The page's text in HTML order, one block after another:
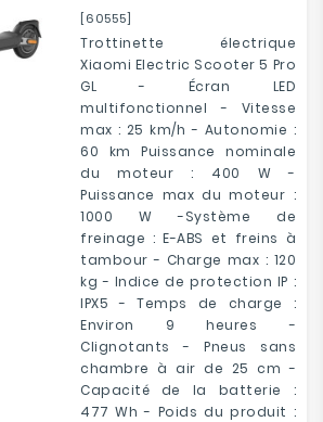
[60555]
Trottinette électrique
Xiaomi Electric Scooter 5 Pro
GL - Écran LED
multifonctionnel - Vitesse
max : 25 km/h - Autonomie :
60 km Puissance nominale
du moteur : 400 W -
Puissance max du moteur :
1000 W -Système de
freinage : E-ABS et freins à
tambour - Charge max : 120
kg - Indice de protection IP :
IPX5 - Temps de charge :
Environ 9 heures -
Clignotants - Pneus sans
chambre à air de 25 cm -
Capacité de la batterie :
477 Wh - Poids du produit :